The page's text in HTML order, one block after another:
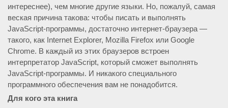
интереснее), чем многие другие языки. Но, пожалуй, самая
веская причина такова: чтобы писать и выполнять
JavaScript-программы, достаточно интернет-браузера —
такого, как Internet Explorer, Mozilla Firefox или Google
Chrome. В каждый из этих браузеров встроен
интерпретатор JavaScript, который сможет выполнять
JavaScript-программы. И никакого специального
программного обеспечения вам не понадобится.
Для кого эта книга